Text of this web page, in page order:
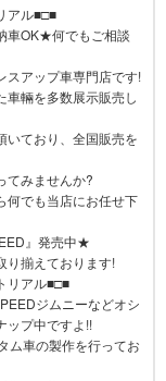
アル■□■
車OK★何でもご相談
スアップ車専門店です!
車輛を多数展示販売し
いており、全国販売を
てみませんか?
何でも当店にお任せ下
』発売中★
り揃えております!
リアル■□■
ジムニーなどオシ
ップ中ですよ!!
ム車の製作を行ってお